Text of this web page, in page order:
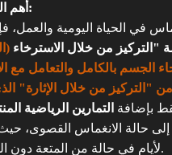
أهم النقاط الرئيسية:
في الحياة اليومية والعمل،
"التركيز من خلال الاسترخاء
الجسم بالكامل والتعامل مع
"التركيز من خلال الإثارة"
بإضافة التمارين الرياضية
حالة الانغماس القصوى، حيث
لأيام في حالة من المتعة دون الشعور بالإرهاق.